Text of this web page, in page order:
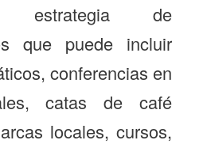
de
que puede incluir
conferencias en
catas de café
locales, cursos,